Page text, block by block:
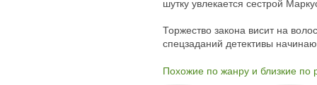
шутку увлекается сестрой
Торжество закона висит на
спецзаданий детективы
Похожие по жанру и близкие по